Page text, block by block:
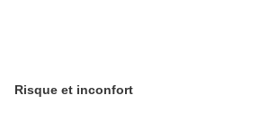
Risque et inconfort